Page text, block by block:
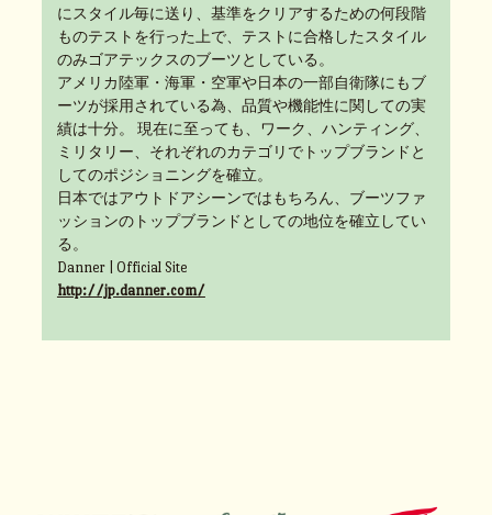
にスタイル毎に送り、基準をクリアするための何段階
ものテストを行った上で、テストに合格したスタイル
のみゴアテックスのブーツとしている。
アメリカ陸軍・海軍・空軍や日本の一部自衛隊にもブ
ーツが採用されている為、品質や機能性に関しての実
績は十分。 現在に至っても、ワーク、ハンティング、
ミリタリー、それぞれのカテゴリでトップブランドと
してのポジショニングを確立。
日本ではアウトドアシーンではもちろん、ブーツファ
ッションのトップブランドとしての地位を確立してい
る。
Danner | Official Site
http://jp.danner.com/